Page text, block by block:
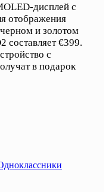
дисплей с
отображения
и золотом
составляет €399.
с
в подарок